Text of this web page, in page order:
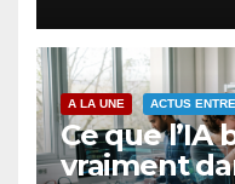
A LA UNE ACTUS
Ce que l’IA
vraiment